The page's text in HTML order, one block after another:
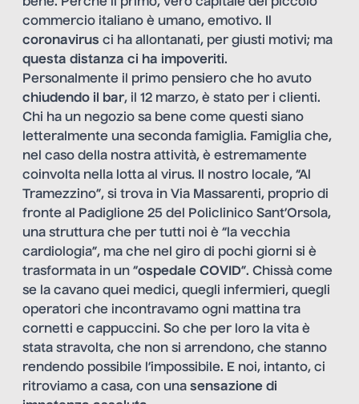
commercio italiano è umano, emotivo. Il
coronavirus ci ha allontanati, per giusti motivi; ma
questa distanza ci ha impoveriti.
Personalmente il primo pensiero che ho avuto
chiudendo il bar, il 12 marzo, è stato per i clienti.
Chi ha un negozio sa bene come questi siano
letteralmente una seconda famiglia. Famiglia che,
nel caso della nostra attività, è estremamente
coinvolta nella lotta al virus. Il nostro locale, “Al
Tramezzino”, si trova in Via Massarenti, proprio di
fronte al Padiglione 25 del Policlinico Sant’Orsola,
una struttura che per tutti noi è “la vecchia
cardiologia”, ma che nel giro di pochi giorni si è
trasformata in un “ospedale COVID”. Chissà come
se la cavano quei medici, quegli infermieri, quegli
operatori che incontravamo ogni mattina tra
cornetti e cappuccini. So che per loro la vita è
stata stravolta, che non si arrendono, che stanno
rendendo possibile l’impossibile. E noi, intanto, ci
ritroviamo a casa, con una sensazione di